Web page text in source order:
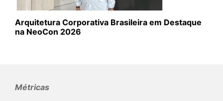
Arquitetura Corporativa Brasileira em Destaque
na NeoCon 2026
Métricas